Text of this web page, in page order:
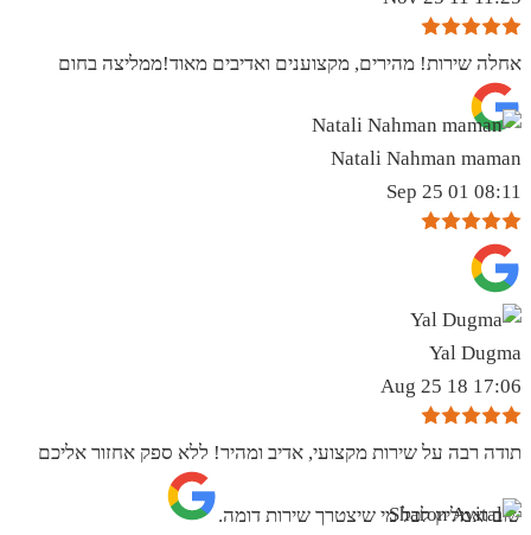
אחלה שירות! מהירים, מקצוענים ואדיבים מאוד!ממליצה בחום
Natali Nahman maman
08:11 01 Sep 25
Yal Dugma
17:06 18 Aug 25
תודה רבה על שירות מקצועי, אדיב ומהיר! ללא ספק אחזור אליכם
שוב ואמליץ לכל מי שיצטרך שירות דומה.